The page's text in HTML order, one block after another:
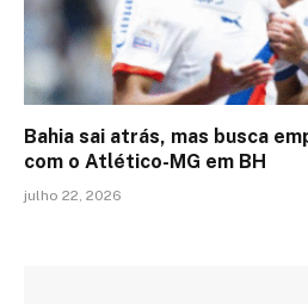
Bahia sai atrás, mas busca
com o Atlético-MG em BH
julho 22, 2026